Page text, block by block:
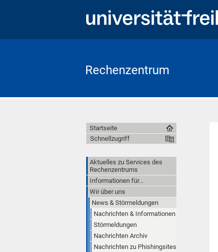
Rechenzentrum
Startseite
Schnellzugriff
Aktuelles zu Services des
Rechenzentrums
Informationen für...
Wir über uns
News & Störmeldungen
Nachrichten & Informationen
Störmeldungen
Nachrichten Archiv
Nachrichten zu Phishingsites